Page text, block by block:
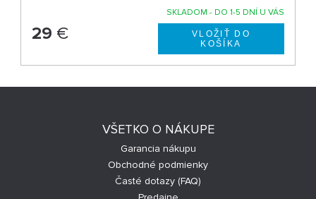
SKLADOM - DO 1-5 DNÍ U VÁS
29 €
VŠETKO O NÁKUPE
Garancia nákupu
Obchodné podmienky
Časté dotazy (FAQ)